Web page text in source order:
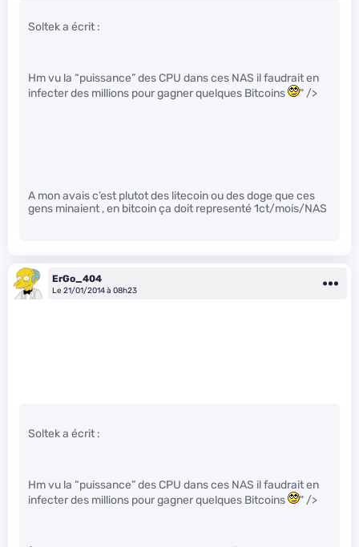
Soltek a écrit :
Hm vu la “puissance” des CPU dans ces NAS il faudrait en
infecter des millions pour gagner quelques Bitcoins
" />
A mon avais c’est plutot des litecoin ou des doge que ces
gens minaient , en bitcoin ça doit representé 1ct/mois/NAS
ErGo_404
Le 21/01/2014 à 08h23
Soltek a écrit :
Hm vu la “puissance” des CPU dans ces NAS il faudrait en
infecter des millions pour gagner quelques Bitcoins
" />